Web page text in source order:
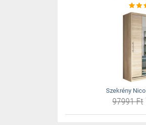
Szekrény
97991 Ft